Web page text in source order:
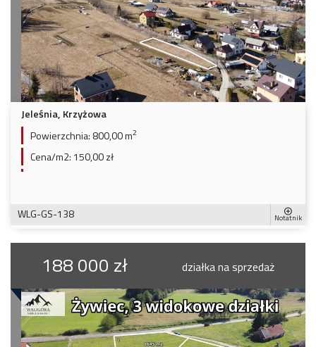
Jeleśnia, Krzyżowa
Powierzchnia: 800,00 m2
Cena/m2: 150,00 zł
WLG-GS-138 Notatnik
188 000 zł działka na sprzedaż